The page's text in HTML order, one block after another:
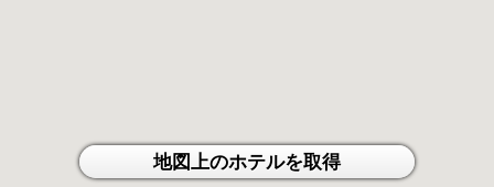
地図上のホテルを取得